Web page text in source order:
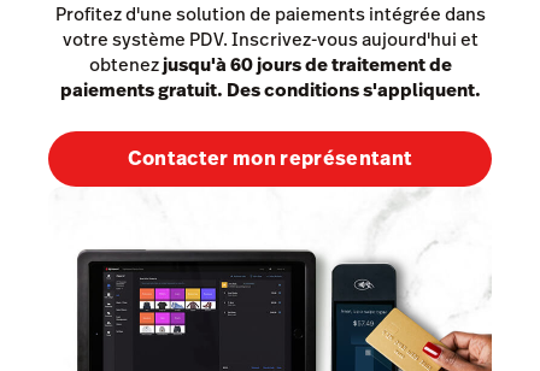
Profitez d'une solution de paiements intégrée dans
votre système PDV. Inscrivez-vous aujourd'hui et
obtenezjusqu'à 60 jours de traitement de
paiements gratuit. Des conditions s'appliquent.
Contacter mon représentant